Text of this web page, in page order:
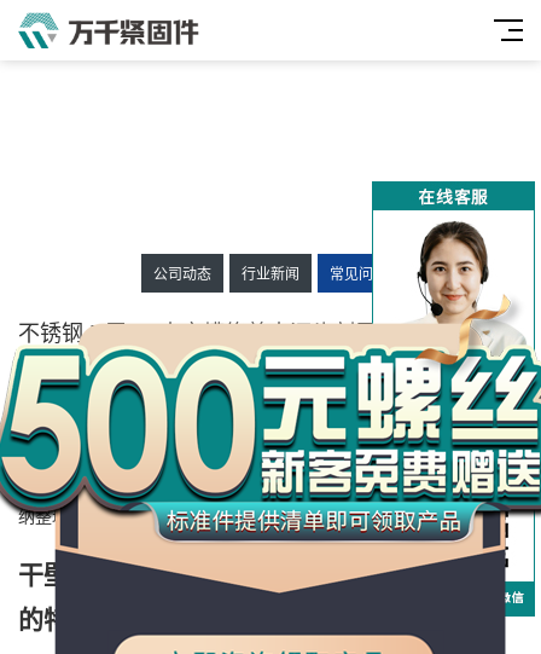
公司动态 行业新闻 常见问题
不锈钢 D牙80°十字槽修剪大沉头割尾自攻螺钉
ASME/ANSI B18.6.3
发布时间：2026-06-24 14:26:20 人气：30 来源：
大家好今天来介绍不锈钢 D牙80°十字槽修剪大沉头割尾自攻螺钉
ASME/ANSI B18.6.3的问题，以下是万千紧固件小编对此问题的归
纳整理，来看看吧。
干壁钉和自攻螺丝区别十字槽盘头自攻螺钉
的特点运
工
品